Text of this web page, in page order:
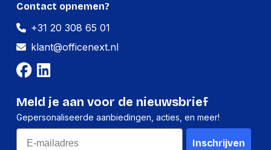
Contact opnemen?
+31 20 308 65 01
klant@officenext.nl
Meld je aan voor de nieuwsbrief
Gepersonaliseerde aanbiedingen, acties, en meer!
Email
Inschrijven